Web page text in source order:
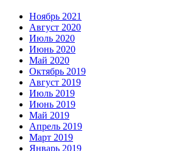
Ноябрь 2021
Август 2020
Июль 2020
Июнь 2020
Май 2020
Октябрь 2019
Август 2019
Июль 2019
Июнь 2019
Май 2019
Апрель 2019
Март 2019
Январь 2019